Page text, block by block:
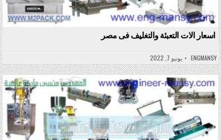
اسعار الات التعبئة والتغليف فى مصر
ENGMANSY يونيو 7, 2022
Posted in